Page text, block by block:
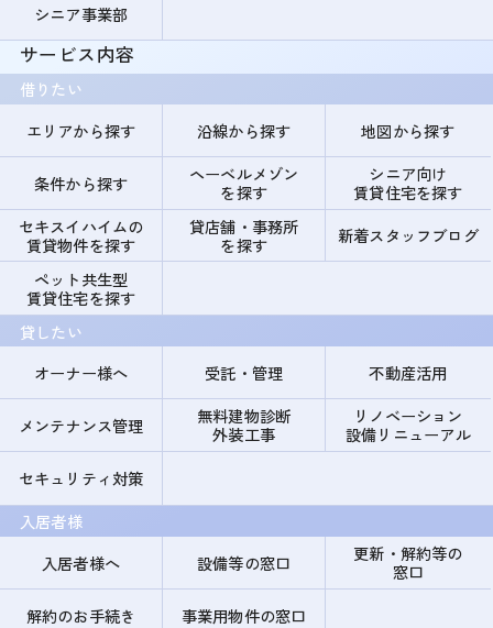
シニア事業部
サービス内容
借りたい
エリアから探す
沿線から探す 地図から探す
条件から探す
ヘーベルメゾン
を探す
シニア向け
賃貸住宅を探す
セキスイハイムの
賃貸物件を探す
貸店舗・事務所
を探す
新着スタッフブログ
ペット共生型
賃貸住宅を探す
貸したい
オーナー様へ
受託・管理 不動産活用
メンテナンス管理
無料建物診断
外装工事
リノベーション
設備リニューアル
セキュリティ対策
入居者様
入居者様へ
設備等の窓口
更新・解約等の
窓口
解約のお手続き
事業用物件の窓口